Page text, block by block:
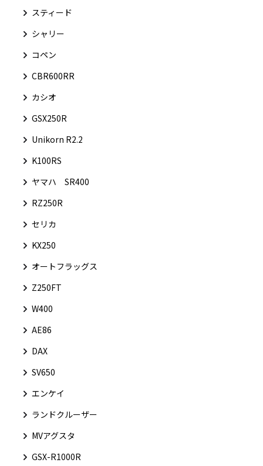
スティード
シャリー
コペン
CBR600RR
カシオ
GSX250R
Unikorn R2.2
K100RS
ヤマハ SR400
RZ250R
セリカ
KX250
オートフラッグス
Z250FT
W400
AE86
DAX
SV650
エンケイ
ランドクルーザー
MVアグスタ
GSX-R1000R